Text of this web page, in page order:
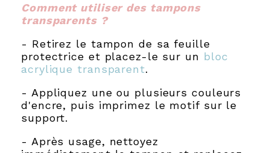
Comment utiliser des tampons
transparents ?
- Retirez le tampon de sa feuille
protectrice et placez-le sur un bloc
acrylique transparent.
- Appliquez une ou plusieurs couleurs
d'encre, puis imprimez le motif sur le
support.
- Après usage, nettoyez